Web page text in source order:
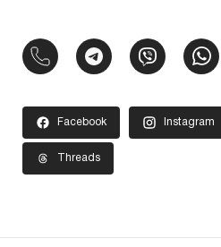
Facebook Instagram
Threads